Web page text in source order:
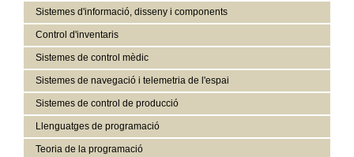
Sistemes d'informació, disseny i components
Control d'inventaris
Sistemes de control mèdic
Sistemes de navegació i telemetria de l'espai
Sistemes de control de producció
Llenguatges de programació
Teoria de la programació